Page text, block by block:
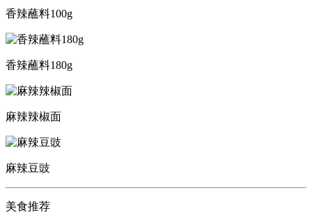
香辣蘸料100g
香辣蘸料180g
麻辣辣椒面
麻辣豆豉
美食推荐